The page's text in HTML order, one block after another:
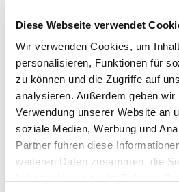
Diese Webseite verwendet
Wir verwenden Cookies, um
personalisieren, Funktionen für
zu können und die Zugriffe auf
analysieren. Außerdem geben
Verwendung unserer Website an
soziale Medien, Werbung und
Partner führen diese
weiteren Daten zusammen, die